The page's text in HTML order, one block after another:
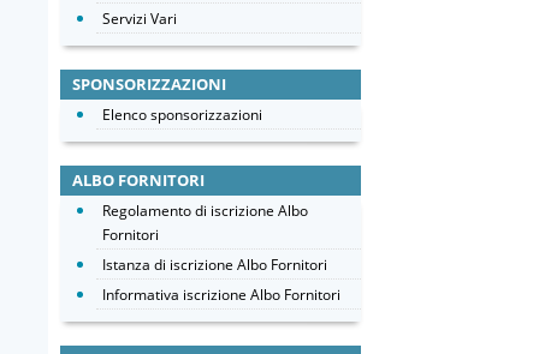
Servizi Vari
SPONSORIZZAZIONI
Elenco sponsorizzazioni
ALBO FORNITORI
Regolamento di iscrizione Albo
Fornitori
Istanza di iscrizione Albo Fornitori
Informativa iscrizione Albo Fornitori